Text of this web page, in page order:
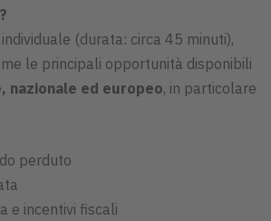
(durata: circa 45 minuti),
le principali opportunità disponibili
nazionale ed europeo, in particolare
perduto
e incentivi fiscali